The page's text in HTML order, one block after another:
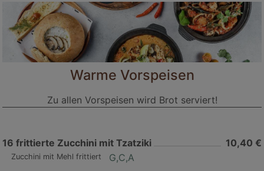
Warme Vorspeisen
Zu allen Vorspeisen wird Brot serviert!
16 frittierte Zucchini mit Tzatziki 10,40 €
Zucchini mit Mehl frittiert G,C,A